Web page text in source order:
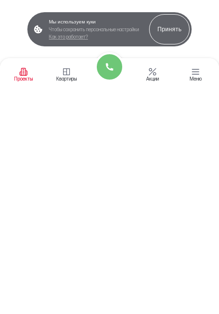
Проекты Квартиры Акции Меню
Мы используем куки
Чтобы сохранить персональные настройки
Как это работает?
Принять